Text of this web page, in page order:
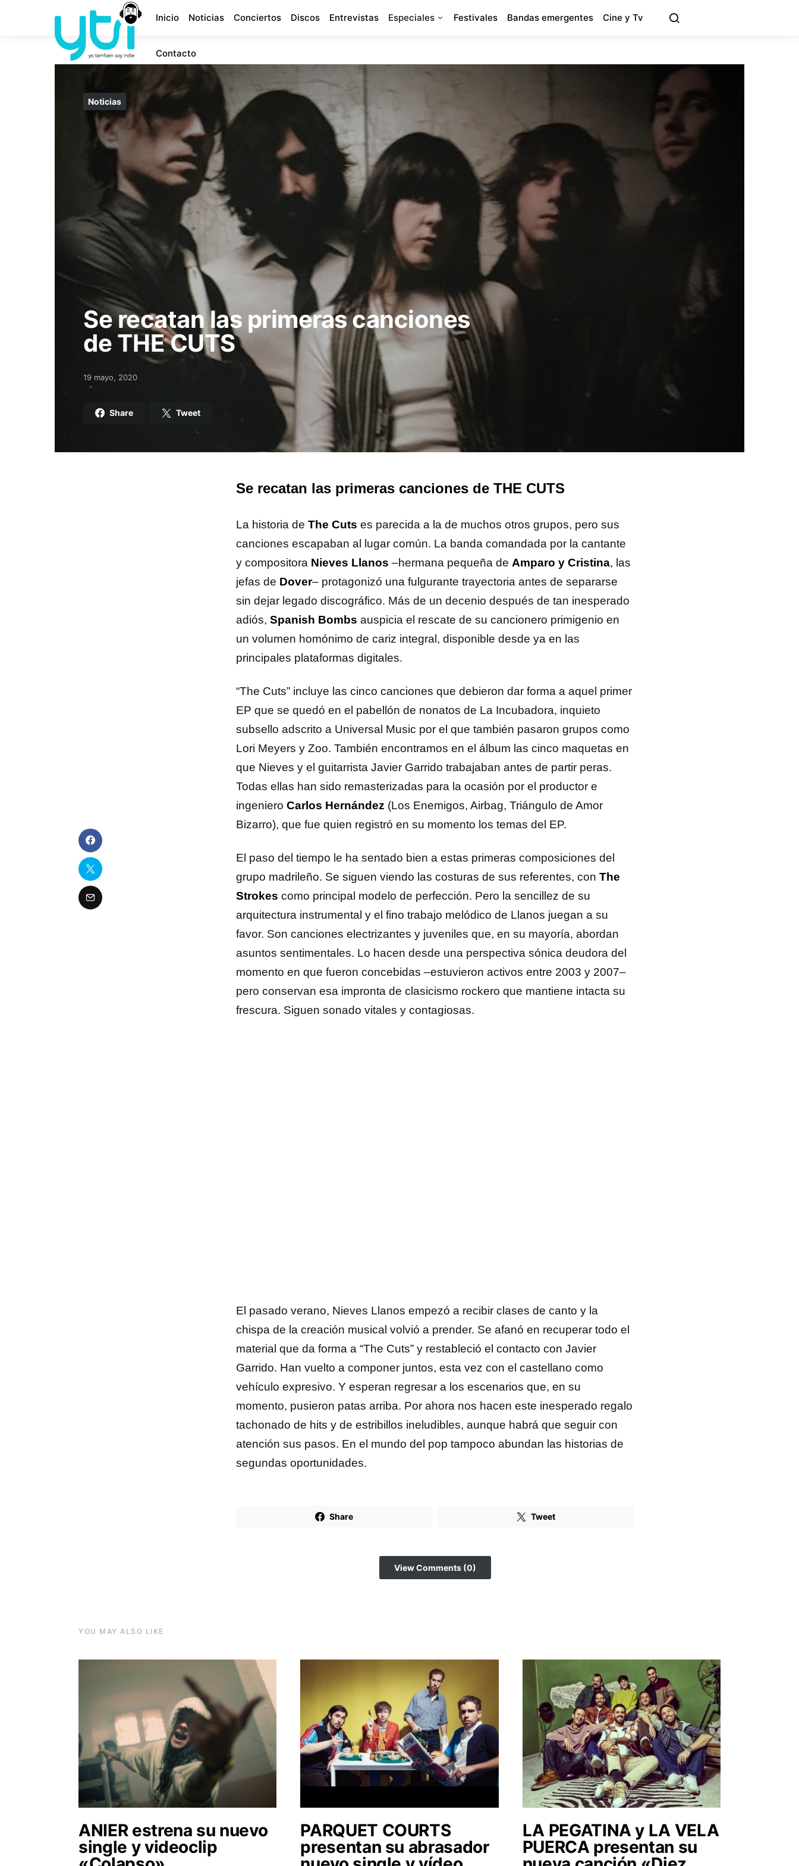
Inicio Noticias Conciertos Discos Entrevistas Especiales Festivales Bandas emergentes Cine y Tv
Contacto
Noticias
Se recatan las primeras canciones
de THE CUTS
Posted on
19 mayo, 2020
Share Tweet
Se recatan las primeras canciones de THE CUTS
La historia de The Cuts es parecida a la de muchos otros grupos, pero sus
canciones escapaban al lugar común. La banda comandada por la cantante
y compositora Nieves Llanos –hermana pequeña de Amparo y Cristina, las
jefas de Dover– protagonizó una fulgurante trayectoria antes de separarse
sin dejar legado discográfico. Más de un decenio después de tan inesperado
adiós, Spanish Bombs auspicia el rescate de su cancionero primigenio en
un volumen homónimo de cariz integral, disponible desde ya en las
principales plataformas digitales.
“The Cuts” incluye las cinco canciones que debieron dar forma a aquel primer
EP que se quedó en el pabellón de nonatos de La Incubadora, inquieto
subsello adscrito a Universal Music por el que también pasaron grupos como
Lori Meyers y Zoo. También encontramos en el álbum las cinco maquetas en
que Nieves y el guitarrista Javier Garrido trabajaban antes de partir peras.
Todas ellas han sido remasterizadas para la ocasión por el productor e
ingeniero Carlos Hernández (Los Enemigos, Airbag, Triángulo de Amor
Bizarro), que fue quien registró en su momento los temas del EP.
El paso del tiempo le ha sentado bien a estas primeras composiciones del
grupo madrileño. Se siguen viendo las costuras de sus referentes, con The
Strokes como principal modelo de perfección. Pero la sencillez de su
arquitectura instrumental y el fino trabajo melódico de Llanos juegan a su
favor. Son canciones electrizantes y juveniles que, en su mayoría, abordan
asuntos sentimentales. Lo hacen desde una perspectiva sónica deudora del
momento en que fueron concebidas –estuvieron activos entre 2003 y 2007–
pero conservan esa impronta de clasicismo rockero que mantiene intacta su
frescura. Siguen sonado vitales y contagiosas.
El pasado verano, Nieves Llanos empezó a recibir clases de canto y la
chispa de la creación musical volvió a prender. Se afanó en recuperar todo el
material que da forma a “The Cuts” y restableció el contacto con Javier
Garrido. Han vuelto a componer juntos, esta vez con el castellano como
vehículo expresivo. Y esperan regresar a los escenarios que, en su
momento, pusieron patas arriba. Por ahora nos hacen este inesperado regalo
tachonado de hits y de estribillos ineludibles, aunque habrá que seguir con
atención sus pasos. En el mundo del pop tampoco abundan las historias de
segundas oportunidades.
Share Tweet
View Comments (0)
YOU MAY ALSO LIKE
ANIER estrena su nuevo
single y videoclip
PARQUET COURTS
presentan su abrasador
LA PEGATINA y LA VELA
PUERCA presentan su